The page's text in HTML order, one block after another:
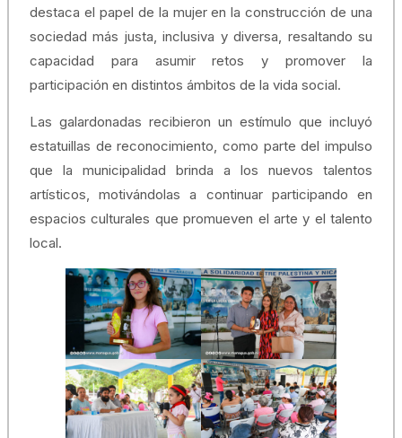
destaca el papel de la mujer en la construcción de una
sociedad más justa, inclusiva y diversa, resaltando su
capacidad para asumir retos y promover la
participación en distintos ámbitos de la vida social.
Las galardonadas recibieron un estímulo que incluyó
estatuillas de reconocimiento, como parte del impulso
que la municipalidad brinda a los nuevos talentos
artísticos, motivándolas a continuar participando en
espacios culturales que promueven el arte y el talento
local.